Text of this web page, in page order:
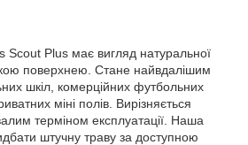
Scout Plus має вигляд натуральної
поверхнею. Стане найвдалішим
шкіл, комерційних футбольних
міні полів. Вирізняється
терміном експлуатації. Наша
штучну траву за доступною